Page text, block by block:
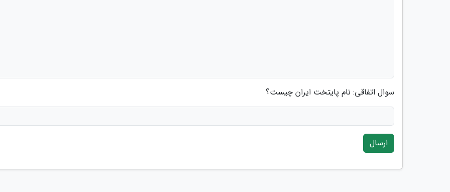
سوال اتفاقی: نام پایتخت ایران چیست؟
ارسال